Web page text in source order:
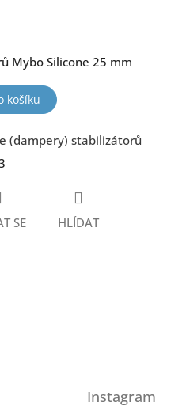
Mybo Silicone 25 mm
košíku
(dampery) stabilizátorů
SE HLÍDAT
Instagram